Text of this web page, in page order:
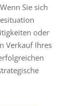
Sie sich
oder
Verkauf Ihres